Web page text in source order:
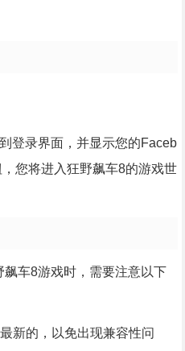
登录界面，并显示您的Faceb
您将进入狂野飙车8的游戏世
车8游戏时，需要注意以下
新的，以免出现兼容性问